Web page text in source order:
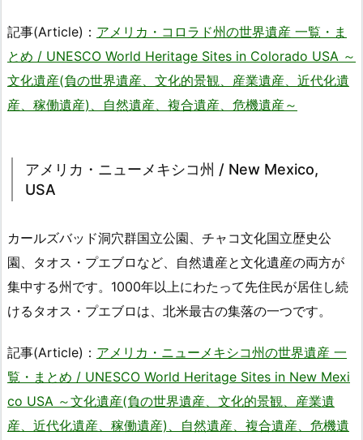
記事(Article)： アメリカ・コロラド州の世界遺産 一覧・ま
とめ / UNESCO World Heritage Sites in Colorado USA ～
文化遺産(負の世界遺産、文化的景観、産業遺産、近代化遺
産、稼働遺産)、自然遺産、複合遺産、危機遺産～
アメリカ・ニューメキシコ州 / New Mexico,
USA
カールズバッド洞穴群国立公園、チャコ文化国立歴史公
園、タオス・プエブロなど、自然遺産と文化遺産の両方が
集中する州です。1000年以上にわたって先住民が居住し続
けるタオス・プエブロは、北米最古の集落の一つです。
記事(Article)： アメリカ・ニューメキシコ州の世界遺産 一
覧・まとめ / UNESCO World Heritage Sites in New Mexi
co USA ～文化遺産(負の世界遺産、文化的景観、産業遺
産、近代化遺産、稼働遺産)、自然遺産、複合遺産、危機遺